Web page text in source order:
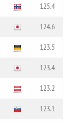
125.4
124.6
123.5
123.4
123.2
123.1